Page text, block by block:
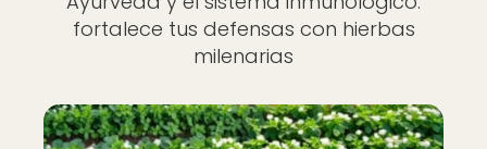
fortalece tus defensas con hierbas
milenarias